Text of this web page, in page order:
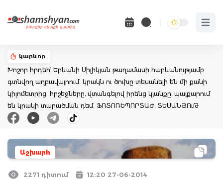
Open
կարևոր
Խոշոր հրդեհ՝ Երևանի Սիլիկյան թաղամասի հարևանությամբ
գտնվող աղբավայրում. կրակն ու ծուխը տեսանելի են մի քանի
կիլոմետրից. հրշեջները, վտանգելով իրենց կյանքը, պայքարում
են կրակի տարածման դեմ. ՖՈՏՈՌԵՊՈՐՏԱԺ, ՏԵՍԱՆՅՈւԹ
Աշխարհ
2271 դիտում 12:20 27-06-2014